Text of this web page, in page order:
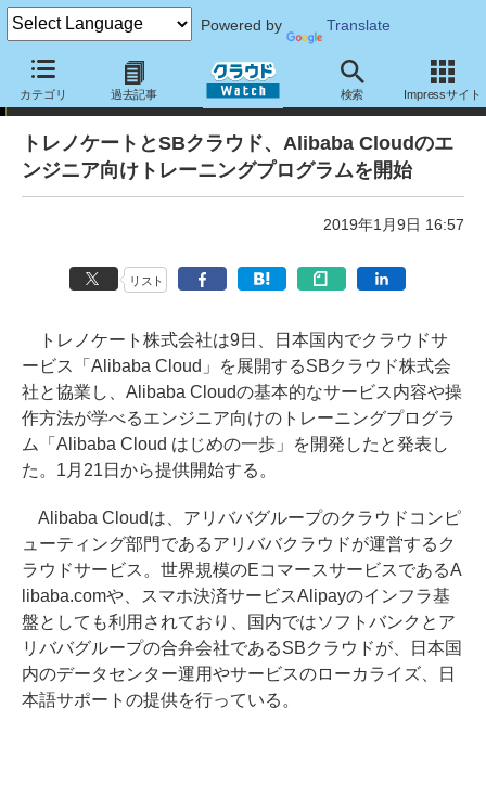
Powered by Translate
カテゴリ 過去記事 検索 Impressサイト
ニュース
トレノケートとSBクラウド、Alibaba Cloudのエ
ンジニア向けトレーニングプログラムを開始
2019年1月9日 16:57
リスト
トレノケート株式会社は9日、日本国内でクラウドサ
ービス「Alibaba Cloud」を展開するSBクラウド株式会
社と協業し、Alibaba Cloudの基本的なサービス内容や操
作方法が学べるエンジニア向けのトレーニングプログラ
ム「Alibaba Cloud はじめの一歩」を開発したと発表し
た。1月21日から提供開始する。
Alibaba Cloudは、アリババグループのクラウドコンピ
ューティング部門であるアリババクラウドが運営するク
ラウドサービス。世界規模のEコマースサービスであるA
libaba.comや、スマホ決済サービスAlipayのインフラ基
盤としても利用されており、国内ではソフトバンクとア
リババグループの合弁会社であるSBクラウドが、日本国
内のデータセンター運用やサービスのローカライズ、日
本語サポートの提供を行っている。